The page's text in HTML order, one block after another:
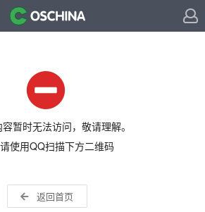
暂时无法访问，敬请理解。
使用QQ扫描下方二维码
返回首页